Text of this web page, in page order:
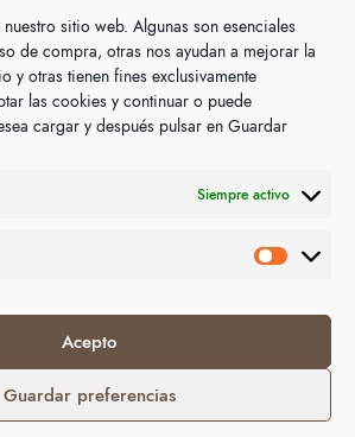
sitio web. Algunas son esenciales
de compra, otras nos ayudan a mejorar la
y otras tienen fines exclusivamente
las cookies y continuar o puede
cargar y después pulsar en Guardar
Siempre activo
Acepto
Guardar preferencias